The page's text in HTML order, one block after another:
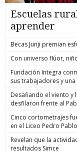
Escuelas
aprender
Becas Junji premian
Con universo flúor,
Fundación Integra
sus trabajadores y
Desafiando el viento y
desfilaron frente al
Cinco cortometrajes
en el Liceo Pedro
Revelan que la
resultados Simce